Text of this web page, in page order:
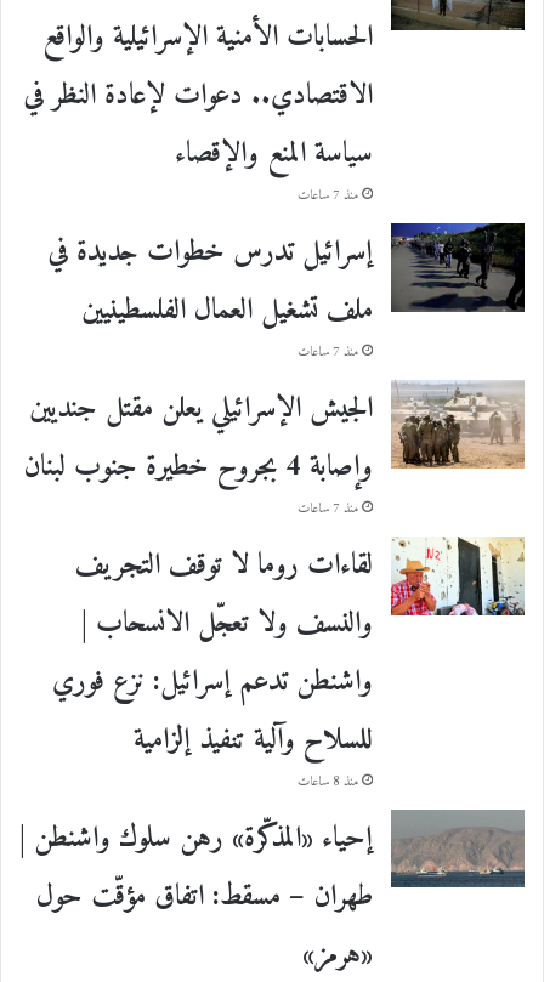
الحسابات الأمنية الإسرائيلية والواقع
الاقتصادي.. دعوات لإعادة النظر في
سياسة المنع والإقصاء
منذ 7 ساعات
إسرائيل تدرس خطوات جديدة في
ملف تشغيل العمال الفلسطينيين
منذ 7 ساعات
الجيش الإسرائيلي يعلن مقتل جنديين
وإصابة 4 بجروح خطيرة جنوب لبنان
منذ 7 ساعات
لقاءات روما لا توقف التجريف
والنسف ولا تعجّل الانسحاب |
واشنطن تدعم إسرائيل: نزع فوري
للسلاح وآلية تنفيذ إلزامية
منذ 8 ساعات
إحياء «المذكّرة» رهن سلوك واشنطن |
طهران – مسقط: اتفاق مؤقّت حول
«هرمز»